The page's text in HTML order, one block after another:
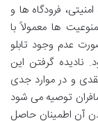
فرودگاه ها و
ها معمولاً با
عدم وجود تابلو
نادیده گرفتن این
و در موارد جدی
توصیه می شود
آن اطمینان حاصل